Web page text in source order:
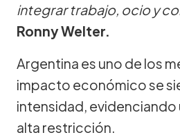
integrar trabajo, ocio y
Ronny Welter.
Argentina es uno de los
impacto económico se
intensidad, evidenciando
alta restricción.